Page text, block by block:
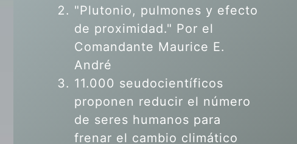
"Plutonio, pulmones y efecto
de proximidad." Por el
Comandante Maurice E.
André
11.000 seudocientíficos
proponen reducir el número
de seres humanos para
frenar el cambio climático